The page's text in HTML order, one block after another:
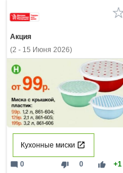
Акция
(2 - 15 Июня 2026)
Кухонные миски
thumb_down 0 thumb_up +1
mode_comment 0